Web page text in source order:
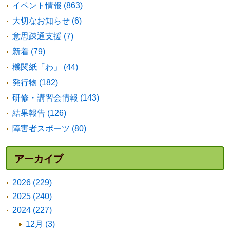
イベント情報 (863)
大切なお知らせ (6)
意思疎通支援 (7)
新着 (79)
機関紙「わ」 (44)
発行物 (182)
研修・講習会情報 (143)
結果報告 (126)
障害者スポーツ (80)
アーカイブ
2026 (229)
2025 (240)
2024 (227)
12月 (3)